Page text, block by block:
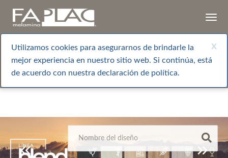
x
Utilizamos cookies para asegurarnos de brindarle la
mejor experiencia en nuestro sitio web. Si continúa, está
de acuerdo con nuestra declaración de política.